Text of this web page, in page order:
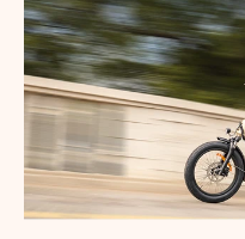
Support